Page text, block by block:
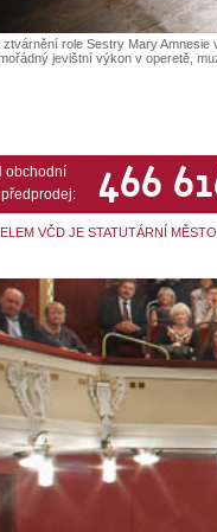
ztvárnění role Sestry Mary Amnesie
jevištní výkon v operetě,
obchodní
466
VČD JE STATUTÁRNÍ